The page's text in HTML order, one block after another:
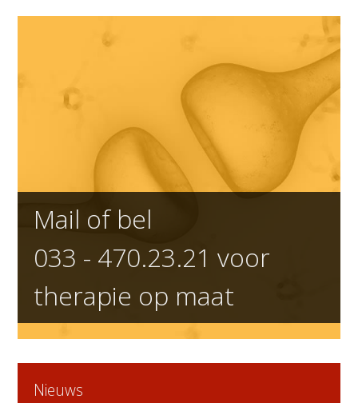
Mail of bel
033 - 470.23.21 voor
therapie op maat
Nieuws